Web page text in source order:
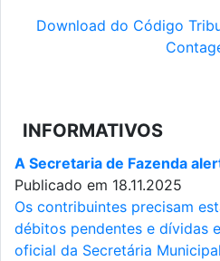
Download do Código
INFORMATIVOS
A Secretaria de Fazenda
Publicado em 18.11.2025
Os contribuintes precisam
débitos pendentes e dívidas
oficial da Secretária